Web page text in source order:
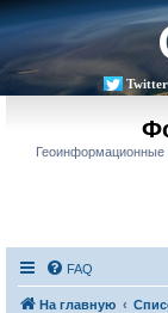
Twitter
Геоинформационные
FAQ
На главную